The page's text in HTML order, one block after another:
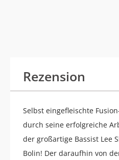
Rezension
Selbst eingefleischte
durch seine erfolgreiche
der großartige Bassist Lee
Bolin! Der daraufhin von